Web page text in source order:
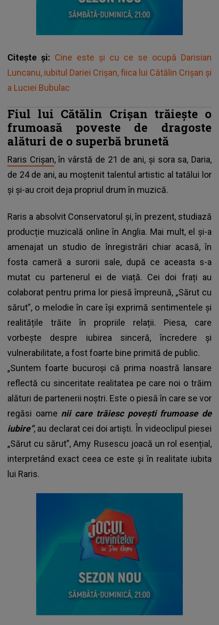
Citește și: Cine este și cu ce se ocupă Darisian
Luncanu, iubitul Dariei Crișan, fiica lui Cătălin Crișan și
a Luciei Bubulac
Fiul lui Cătălin Crișan trăiește o
frumoasă poveste de dragoste
alături de o superbă brunetă
Raris Crișan, în vârstă de 21 de ani, și sora sa, Daria,
de 24 de ani, au moștenit talentul artistic al tatălui lor
și și-au croit deja propriul drum în muzică.
Raris a absolvit Conservatorul și, în prezent, studiază
producție muzicală online în Anglia. Mai mult, el și-a
amenajat un studio de înregistrări chiar acasă, în
fosta cameră a surorii sale, după ce aceasta s-a
mutat cu partenerul ei de viață. Cei doi frați au
colaborat pentru prima lor piesă împreună, „Sărut cu
sărut”, o melodie în care își exprimă sentimentele și
realitățile trăite în propriile relații. Piesa, care
vorbește despre iubirea sinceră, încredere și
vulnerabilitate, a fost foarte bine primită de public.
„Suntem foarte bucuroși că prima noastră lansare
reflectă cu sinceritate realitatea pe care noi o trăim
alături de partenerii noștri. Este o piesă în care se vor
regăsi oame nii care trăiesc povești frumoase de
iubire”, au declarat cei doi artiști. În videoclipul piesei
„Sărut cu sărut”, Amy Rusescu joacă un rol esențial,
interpretând exact ceea ce este și în realitate iubita
lui Raris.